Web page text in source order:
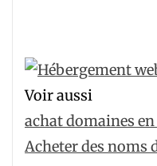
Voir aussi
achat domaines
Acheter des noms